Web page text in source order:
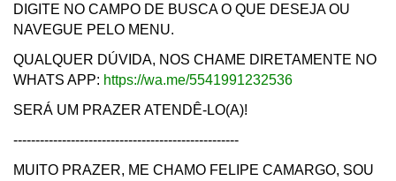
DIGITE NO CAMPO DE BUSCA O QUE DESEJA OU
NAVEGUE PELO MENU.
QUALQUER DÚVIDA, NOS CHAME DIRETAMENTE NO
WHATS APP: https://wa.me/5541991232536
SERÁ UM PRAZER ATENDÊ-LO(A)!
---------------------------------------------------
MUITO PRAZER, ME CHAMO FELIPE CAMARGO, SOU